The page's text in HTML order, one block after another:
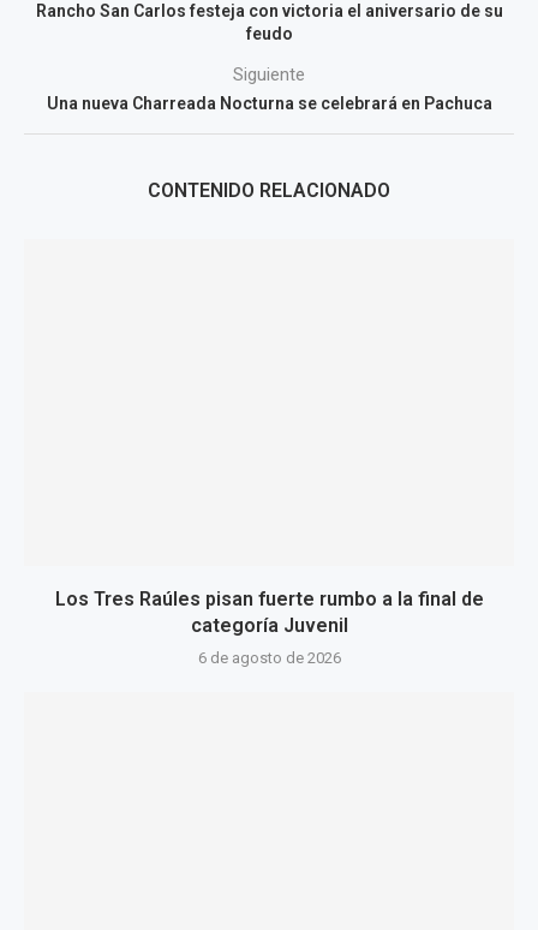
Rancho San Carlos festeja con victoria el aniversario de su
feudo
Siguiente
Una nueva Charreada Nocturna se celebrará en Pachuca
CONTENIDO RELACIONADO
Los Tres Raúles pisan fuerte rumbo a la final de
categoría Juvenil
6 de agosto de 2026